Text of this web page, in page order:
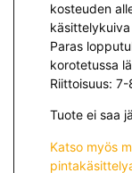
kosteuden
Paras
korotetussa
Riittoisuus:
Tuote ei saa
Katso myös